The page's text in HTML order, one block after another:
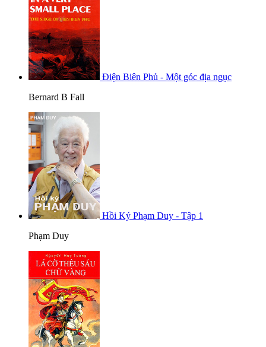
Điện Biên Phủ - Một góc địa ngục
Bernard B Fall
Hồi Ký Phạm Duy - Tập 1
Phạm Duy